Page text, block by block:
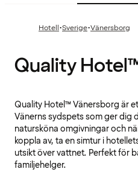
Hotell·Sverige·Vänersborg
Quality
Quality Hotel™ Vänersborg är
Vänerns sydspets som ger dig
natursköna omgivningar och
koppla av, ta en simtur i
utsikt över vattnet. Perfekt för
familjehelger.